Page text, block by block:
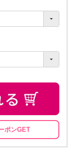
ポンGET